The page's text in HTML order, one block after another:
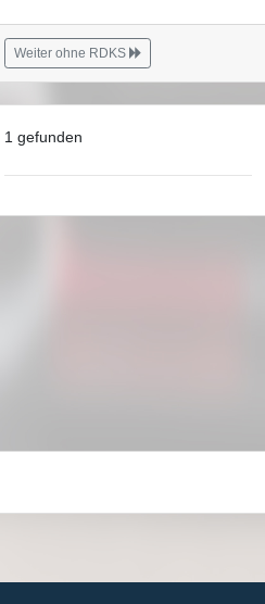
Weiter ohne RDKS
1 gefunden